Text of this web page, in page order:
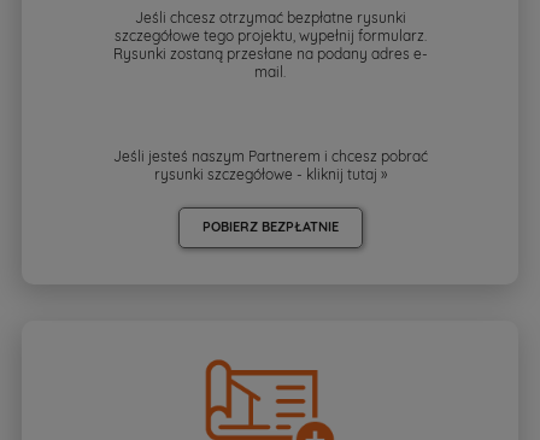
Jeśli chcesz otrzymać bezpłatne rysunki
szczegółowe tego projektu, wypełnij formularz.
Rysunki zostaną przesłane na podany adres e-
mail.
Jeśli jesteś naszym Partnerem i chcesz pobrać
rysunki szczegółowe - kliknij tutaj »
POBIERZ BEZPŁATNIE